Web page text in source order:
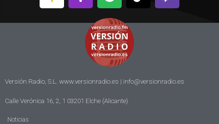
Versión Radio, S.L. www.versionradio.es | info@versionradio.es
Calle Verónica 16, 2, 1 03201 Elche (Alicante)
Noticias